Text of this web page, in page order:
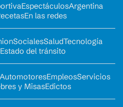
EspectáculosArgentina
En las redes
SocialesSaludTecnología
Estado del tránsito
AutomotoresEmpleosServicios
y MisasEdictos